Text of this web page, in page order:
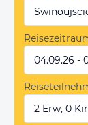
04.09.26 -
2 Erw, 0